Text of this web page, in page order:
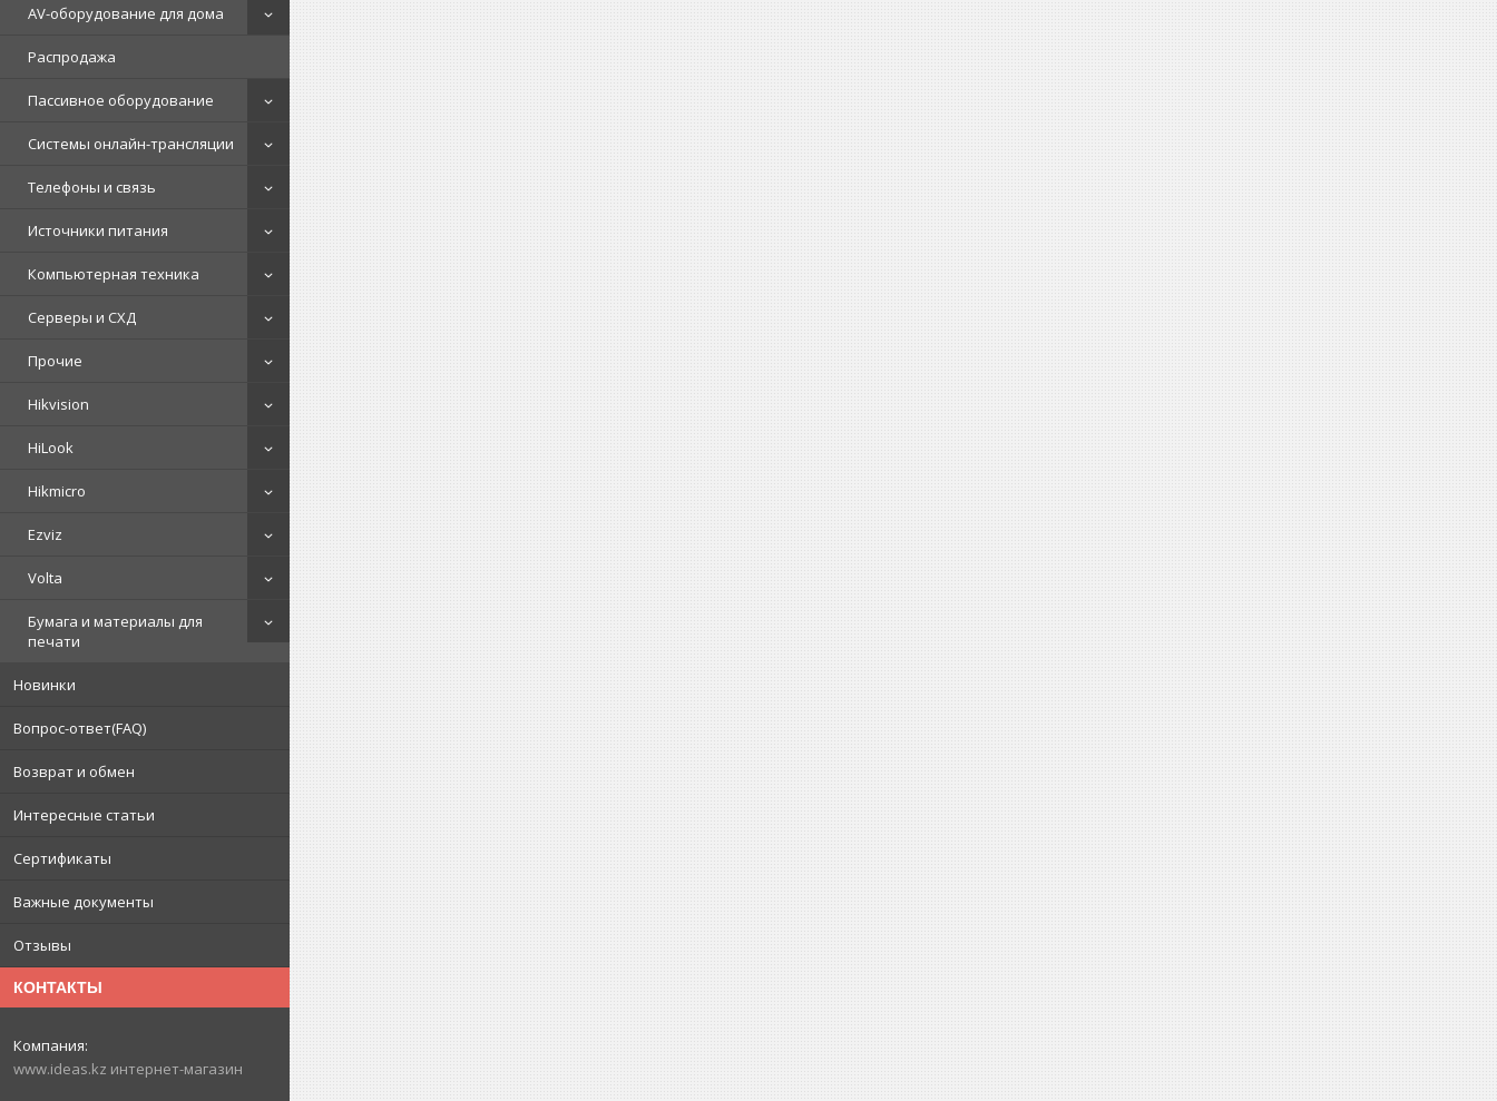
AV-оборудование для дома
Распродажа
Пассивное оборудование
Системы онлайн-трансляции
Телефоны и связь
Источники питания
Компьютерная техника
Серверы и СХД
Прочие
Hikvision
HiLook
Hikmicro
Ezviz
Volta
Бумага и материалы для
печати
Новинки
Вопрос-ответ(FAQ)
Возврат и обмен
Интересные статьи
Сертификаты
Важные документы
Отзывы
КОНТАКТЫ
www.ideas.kz интернет-магазин